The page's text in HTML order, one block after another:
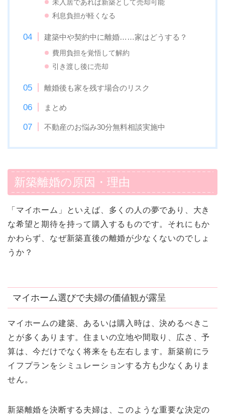
未入居であれば新築として売却可能
利息負担が軽くなる
建築中や契約中に離婚……家はどうする？
費用負担を覚悟して解約
引き渡し後に売却
離婚後も家を残す場合のリスク
まとめ
不動産のお悩み30分無料相談実施中
新築離婚の原因・理由
「マイホーム」といえば、多くの人の夢であり、大き
な希望と期待を持って購入するものです。それにもか
かわらず、なぜ新築直後の離婚が少なくないのでしょ
うか？
マイホーム選びで夫婦の価値観が露呈
マイホームの建築、あるいは購入時は、決めるべきこ
とが多くあります。住まいの立地や間取り、広さ、予
算は、今だけでなく将来をも左右します。新築前にラ
イフプランをシミュレーションする方も少なくありま
せん。
新築離婚を決断する夫婦は、このような重要な決定の